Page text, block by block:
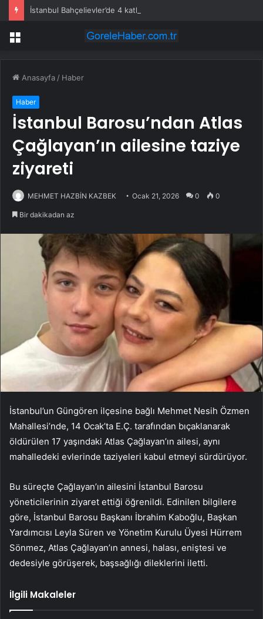
İstanbul Bahçelievler’de 4 katlı bina çöktü
Menü
Anasayfa / Haber
Haber
İstanbul Barosu’ndan Atlas
Çağlayan’ın ailesine taziye
ziyareti
MEHMET HAZBİN KAZBEK Ocak 21, 2026 0 0
Bir dakikadan az
İstanbul’un Güngören ilçesine bağlı Mehmet Nesih Özmen
Mahallesi’nde, 14 Ocak’ta E.Ç. tarafından bıçaklanarak
öldürülen 17 yaşındaki Atlas Çağlayan’ın ailesi, aynı
mahalledeki evlerinde taziyeleri kabul etmeyi sürdürüyor.
Bu süreçte Çağlayan’ın ailesini İstanbul Barosu
yöneticilerinin ziyaret ettiği öğrenildi. Edinilen bilgilere
göre, İstanbul Barosu Başkanı İbrahim Kaboğlu, Başkan
Yardımcısı Leyla Süren ve Yönetim Kurulu Üyesi Hürrem
Sönmez, Atlas Çağlayan’ın annesi, halası, eniştesi ve
dedesiyle görüşerek, başsağlığı dileklerini iletti.
İlgili Makaleler